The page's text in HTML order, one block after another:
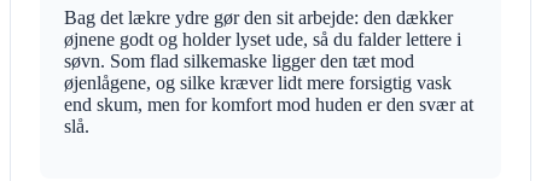
Bag det lækre ydre gør den sit arbejde: den dækker
øjnene godt og holder lyset ude, så du falder lettere i
søvn. Som flad silkemaske ligger den tæt mod
øjenlågene, og silke kræver lidt mere forsigtig vask
end skum, men for komfort mod huden er den svær at
slå.